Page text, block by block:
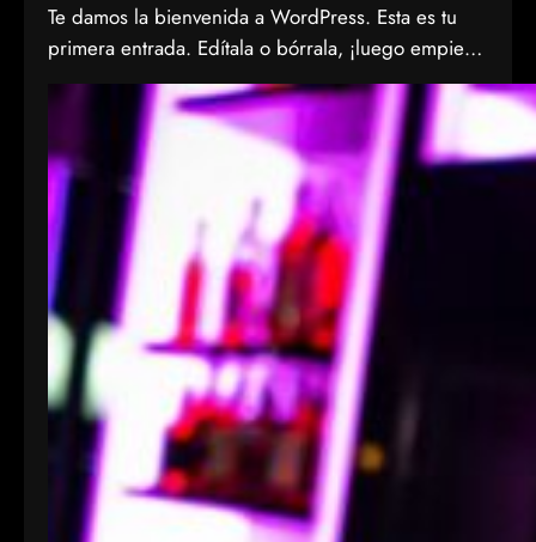
Te damos la bienvenida a WordPress. Esta es tu
primera entrada. Edítala o bórrala, ¡luego empieza
a escribir!